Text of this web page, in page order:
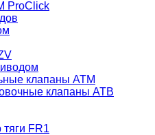
ProClick
клапаны ATM
клапаны ATB
тяги FR1